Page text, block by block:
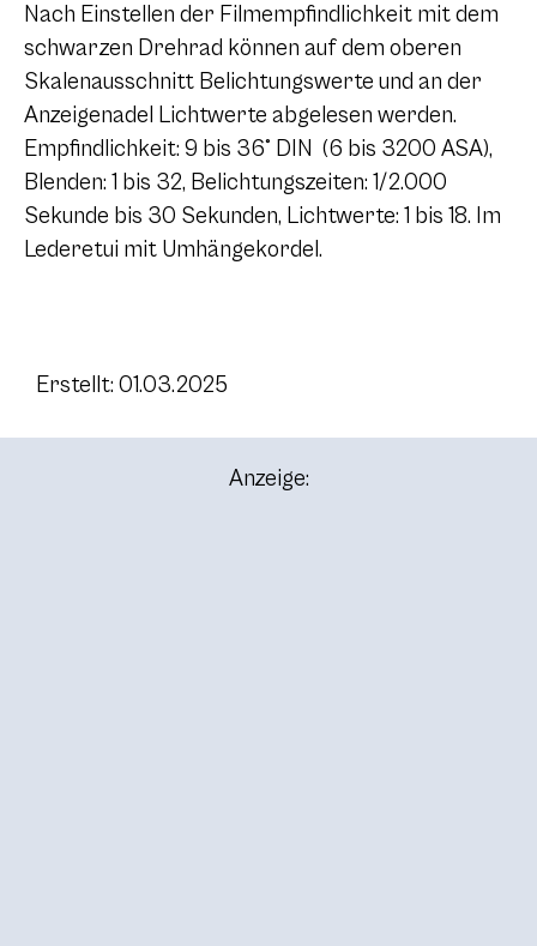
Nach Einstellen der Filmempfindlichkeit mit dem
schwarzen Drehrad können auf dem oberen
Skalenausschnitt Belichtungswerte und an der
Anzeigenadel Lichtwerte abgelesen werden.
Empfindlichkeit: 9 bis 36° DIN (6 bis 3200 ASA),
Blenden: 1 bis 32, Belichtungszeiten: 1/2.000
Sekunde bis 30 Sekunden, Lichtwerte: 1 bis 18. Im
Lederetui mit Umhängekordel.
Erstellt: 01.03.2025
Anzeige: